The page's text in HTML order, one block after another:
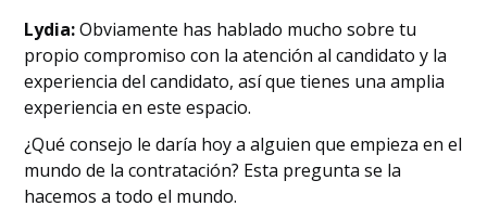
Lydia:Obviamente has hablado mucho sobre tu
propio compromiso con la atención al candidato y la
experiencia del candidato, así que tienes una amplia
experiencia en este espacio.
¿Qué consejo le daría hoy a alguien que empieza en el
mundo de la contratación? Esta pregunta se la
hacemos a todo el mundo.